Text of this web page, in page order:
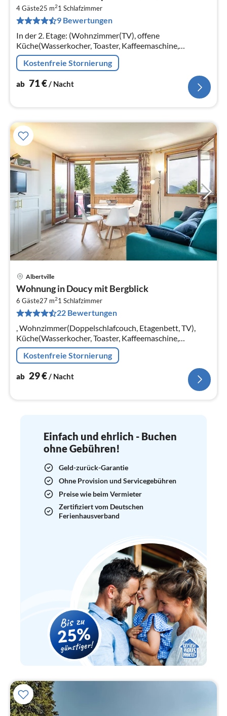
4 Gäste25 m21 Schlafzimmer
9 Bewertungen
In der 2. Etage: (Wohnzimmer(TV), offene
Küche(Wasserkocher, Toaster, Kaffeemaschine,
Mikrowelle, Spülmaschine, Kühlschrank,
Tiefkühlschrank, elektrische Kochplatten, elektrische K...
Kostenfreie Stornierung
ab 71€/ Nacht
Albertville
Wohnung in Doucy mit Bergblick
6 Gäste27 m21 Schlafzimmer
22 Bewertungen
, Wohnzimmer(Doppelschlafcouch, Etagenbett, TV),
Küche(Wasserkocher, Toaster, Kaffeemaschine,
Backofen, Mikrowelle, Spülmaschine, Kühlschrank, ),
Schlafzimmer(Doppelbett)
Kostenfreie Stornierung
ab 29€/ Nacht
Einfach und ehrlich - Buchen
ohne Gebühren!
Geld-zurück-Garantie
Ohne Provision und Servicegebühren
Preise wie beim Vermieter
Zertifiziert vom Deutschen
Ferienhausverband